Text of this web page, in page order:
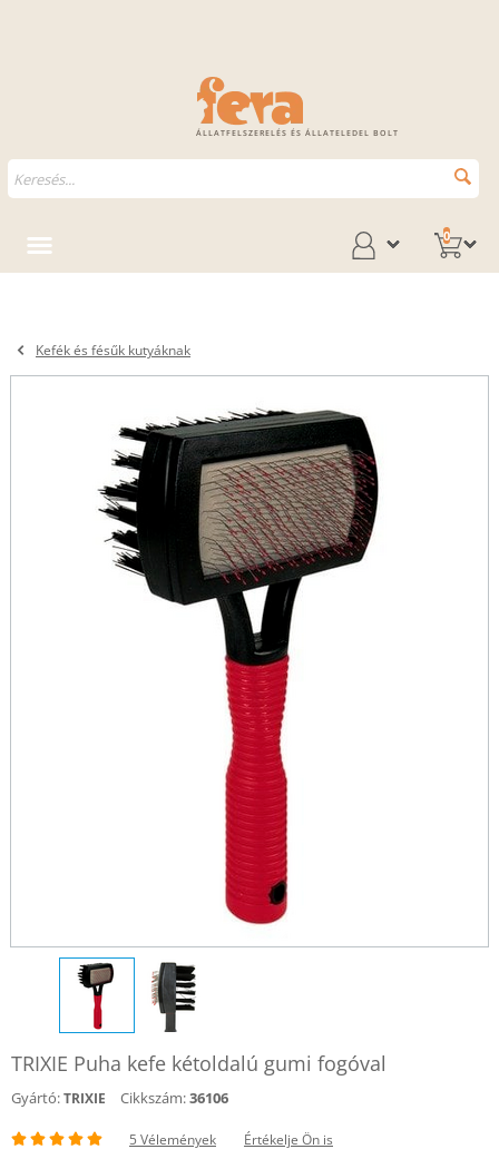
ÁLLATFELSZERELÉS ÉS ÁLLATELEDEL BOLT
0
Kefék és fésűk kutyáknak
TRIXIE Puha kefe kétoldalú gumi fogóval
Gyártó:TRIXIE Cikkszám:36106
5 Vélemények Értékelje Ön is